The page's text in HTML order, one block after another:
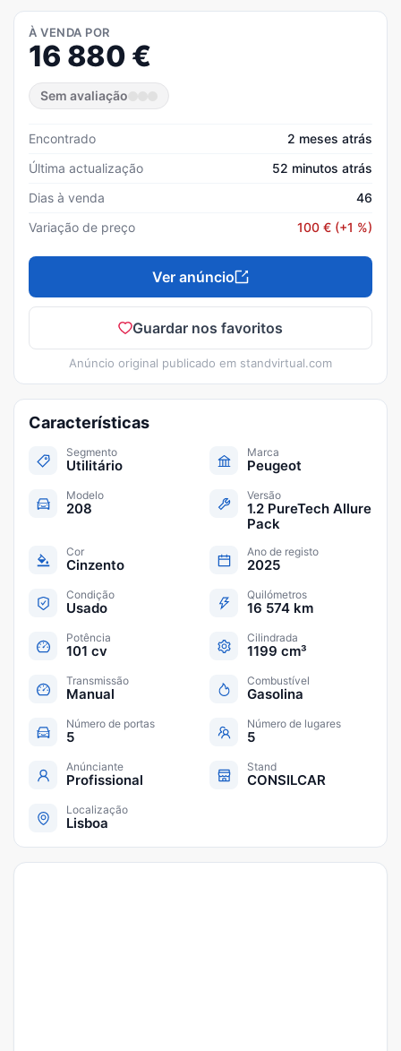
À VENDA POR
16 880 €
Sem avaliação
Encontrado
2 meses atrás
Última actualização
52 minutos atrás
Dias à venda
46
Variação de preço
100 € (+1 %)
Ver anúncio
Guardar nos favoritos
Anúncio original publicado em standvirtual.com
Características
Segmento
Utilitário
Marca
Peugeot
Modelo
208
Versão
1.2 PureTech Allure
Pack
Cor
Cinzento
Ano de registo
2025
Condição
Usado
Quilómetros
16 574 km
Potência
101 cv
Cilindrada
1199 cm³
Transmissão
Manual
Combustível
Gasolina
Número de portas
5
Número de lugares
5
Anúnciante
Profissional
Stand
CONSILCAR
Localização
Lisboa